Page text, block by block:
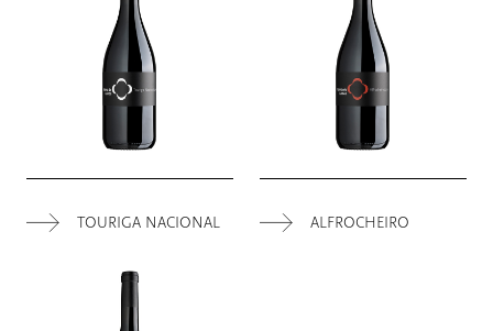
TOURIGA NACIONAL ALFROCHEIRO